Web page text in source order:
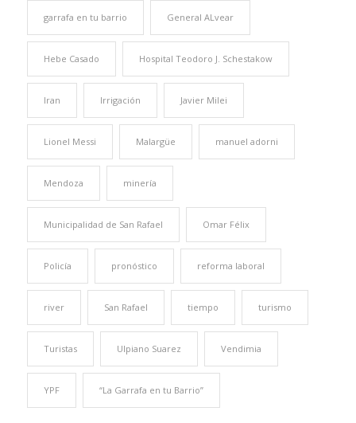
garrafa en tu barrio General ALvear
Hebe Casado Hospital Teodoro J. Schestakow
Iran Irrigación Javier Milei
Lionel Messi Malargüe manuel adorni
Mendoza minería
Municipalidad de San Rafael Omar Félix
Policía pronóstico reforma laboral
river San Rafael tiempo turismo
Turistas Ulpiano Suarez Vendimia
YPF “La Garrafa en tu Barrio”